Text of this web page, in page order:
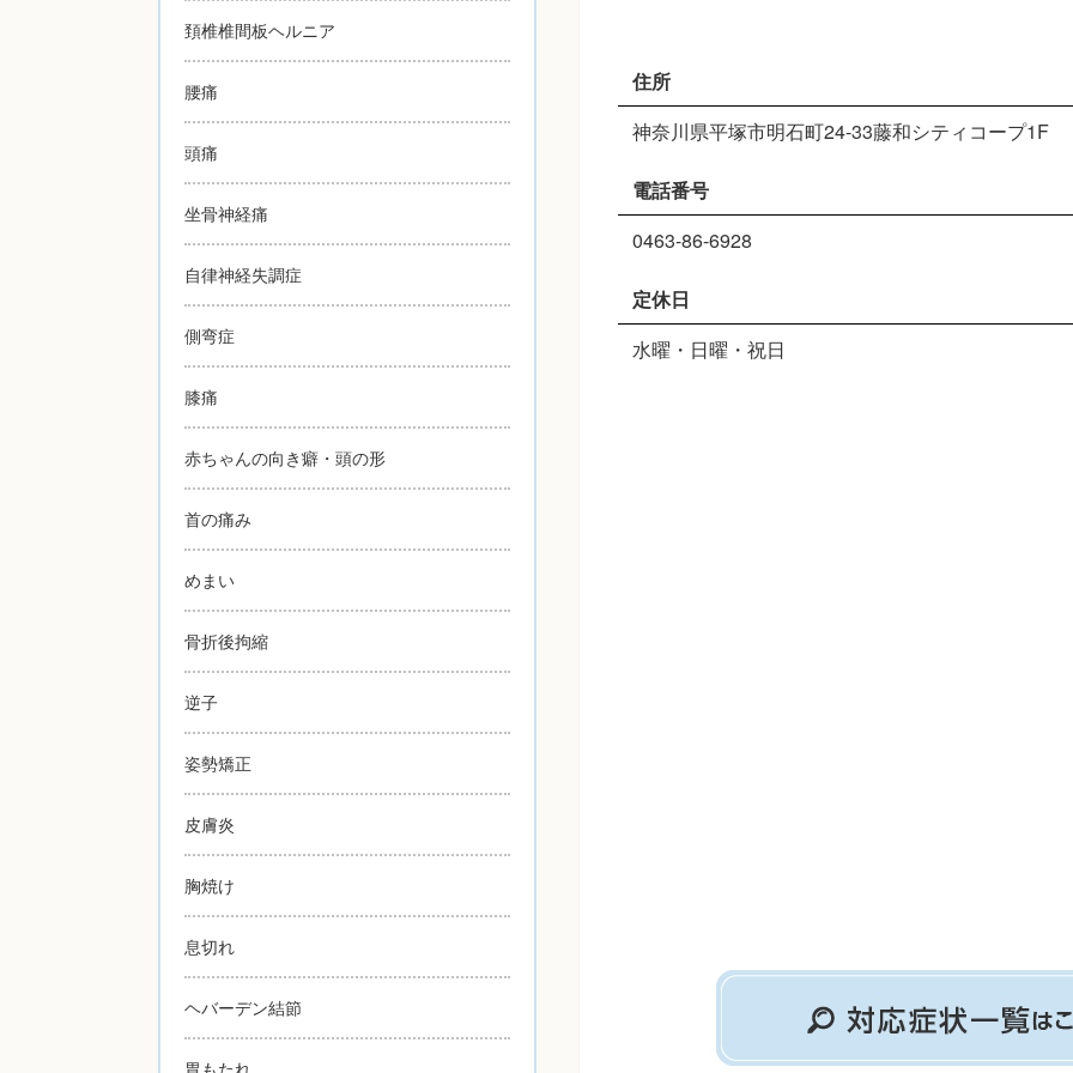
住所
神奈川県平塚市明石町24-33藤和シティコープ1F
電話番号
0463-86-6928
定休日
水曜・日曜・祝日
頚椎椎間板ヘルニア
腰痛
頭痛
坐骨神経痛
自律神経失調症
側弯症
膝痛
赤ちゃんの向き癖・頭の形
首の痛み
めまい
骨折後拘縮
逆子
姿勢矯正
皮膚炎
胸焼け
息切れ
ヘバーデン結節